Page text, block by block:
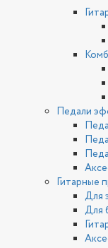
Педали
Гитарные
Для
Для